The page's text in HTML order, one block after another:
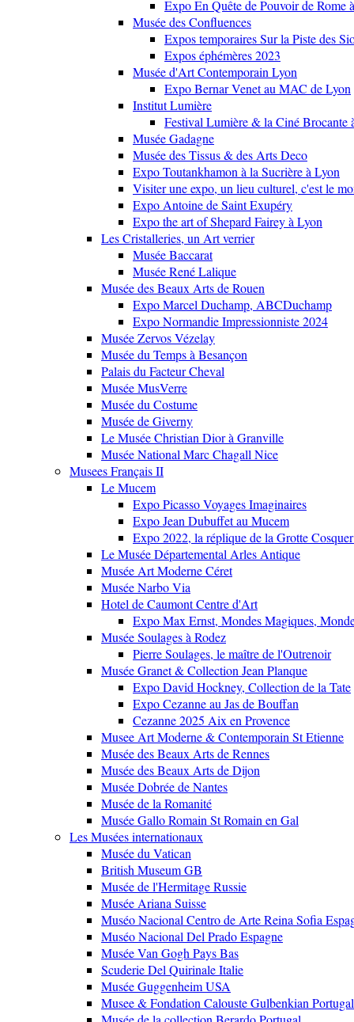
Expo En Quête de Pouvoir de Rome
Musée des Confluences
Expos temporaires Sur la Piste des
Expos éphémères 2023
Musée d'Art Contemporain Lyon
Expo Bernar Venet au MAC de Lyon
Institut Lumière
Festival Lumière & la Ciné Brocante
Musée Gadagne
Musée des Tissus & des Arts Deco
Expo Toutankhamon à la Sucrière à Lyon
Visiter une expo, un lieu culturel, c'est le
Expo Antoine de Saint Exupéry
Expo the art of Shepard Fairey à Lyon
Les Cristalleries, un Art verrier
Musée Baccarat
Musée René Lalique
Musée des Beaux Arts de Rouen
Expo Marcel Duchamp, ABCDuchamp
Expo Normandie Impressionniste 2024
Musée Zervos Vézelay
Musée du Temps à Besançon
Palais du Facteur Cheval
Musée MusVerre
Musée du Costume
Musée de Giverny
Le Musée Christian Dior à Granville
Musée National Marc Chagall Nice
Musees Français II
Le Mucem
Expo Picasso Voyages Imaginaires
Expo Jean Dubuffet au Mucem
Expo 2022, la réplique de la Grotte
Le Musée Départemental Arles Antique
Musée Art Moderne Céret
Musée Narbo Via
Hotel de Caumont Centre d'Art
Expo Max Ernst, Mondes Magiques,
Musée Soulages à Rodez
Pierre Soulages, le maître de l'Outrenoir
Musée Granet & Collection Jean Planque
Expo David Hockney, Collection de la Tate
Expo Cezanne au Jas de Bouffan
Cezanne 2025 Aix en Provence
Musee Art Moderne & Contemporain St Etienne
Musée des Beaux Arts de Rennes
Musée des Beaux Arts de Dijon
Musée Dobrée de Nantes
Musée de la Romanité
Musée Gallo Romain St Romain en Gal
Les Musées internationaux
Musée du Vatican
British Museum GB
Musée de l'Hermitage Russie
Musée Ariana Suisse
Muséo Nacional Centro de Arte Reina Sofia
Muséo Nacional Del Prado Espagne
Musée Van Gogh Pays Bas
Scuderie Del Quirinale Italie
Musée Guggenheim USA
Musee & Fondation Calouste Gulbenkian Portugal